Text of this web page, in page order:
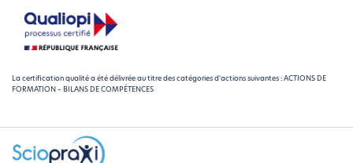
La certification qualité a été délivrée au titre des catégories d'actions suivantes : ACTIONS DE
FORMATION – BILANS DE COMPÉTENCES